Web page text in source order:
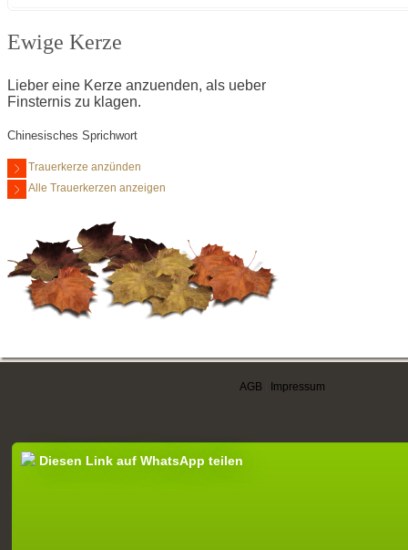
Ewige Kerze
Lieber eine Kerze anzuenden, als ueber
Finsternis zu klagen.
Chinesisches Sprichwort
Trauerkerze anzünden
Alle Trauerkerzen anzeigen
AGB Impressum
Diesen Link auf WhatsApp teilen